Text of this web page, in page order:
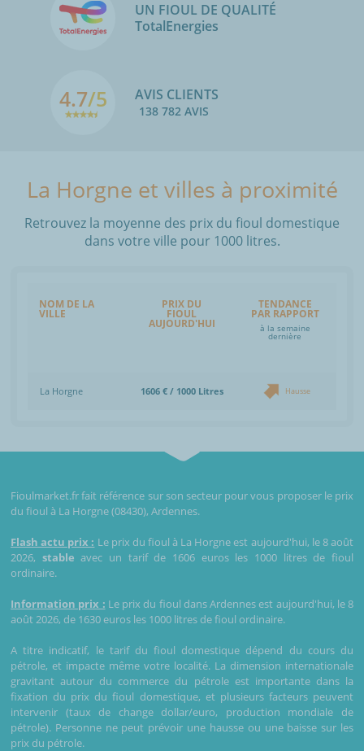
UN FIOUL DE QUALITÉ
TotalEnergies
4.7/5 AVIS CLIENTS
138 782 AVIS
La Horgne et villes à proximité
Retrouvez la moyenne des prix du fioul domestique
dans votre ville pour 1000 litres.
NOM DE LA
VILLE
PRIX DU
FIOUL
AUJOURD'HUI
TENDANCE
PAR RAPPORT
à la semaine
dernière
La Horgne 1606 € / 1000 Litres Hausse
Fioulmarket.fr fait référence sur son secteur pour vous proposer le prix
du fioul à La Horgne (08430), Ardennes.
Flash actu prix : Le prix du fioul à La Horgne est aujourd'hui, le 8 août
2026, stable avec un tarif de 1606 euros les 1000 litres de fioul
ordinaire.
Information prix : Le prix du fioul dans Ardennes est aujourd'hui, le 8
août 2026, de 1630 euros les 1000 litres de fioul ordinaire.
A titre indicatif, le tarif du fioul domestique dépend du cours du
pétrole, et impacte même votre localité. La dimension internationale
gravitant autour du commerce du pétrole est importante dans la
fixation du prix du fioul domestique, et plusieurs facteurs peuvent
intervenir (taux de change dollar/euro, production mondiale de
pétrole). Personne ne peut prévoir une hausse ou une baisse sur les
prix du pétrole.